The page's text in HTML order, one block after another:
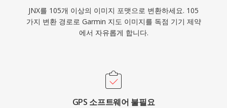
JNX를 105개 이상의 이미지 포맷으로 변환하세요. 105
가지 변환 경로로 Garmin 지도 이미지를 독점 기기 제약
에서 자유롭게 합니다.
GPS 소프트웨어 불필요